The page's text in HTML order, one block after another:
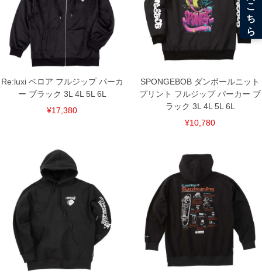
Re:luxi ベロア フルジップ パーカ
ー ブラック 3L 4L 5L 6L
¥17,380
SPONGEBOB ダンボールニット
プリント フルジップ パーカー ブ
ラック 3L 4L 5L 6L
¥10,780